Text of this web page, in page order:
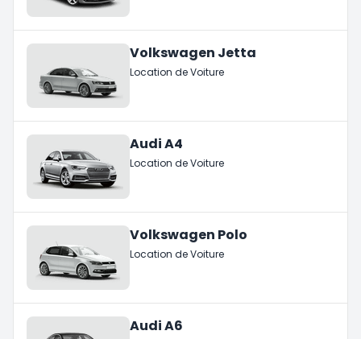
Volkswagen Jetta
Location de Voiture
Audi A4
Location de Voiture
Volkswagen Polo
Location de Voiture
Audi A6